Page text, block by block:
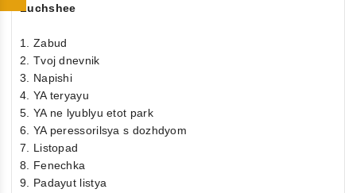
Luchshee
1. Zabud
2. Tvoj dnevnik
3. Napishi
4. YA teryayu
5. YA ne lyublyu etot park
6. YA peressorilsya s dozhdyom
7. Listopad
8. Fenechka
9. Padayut listya